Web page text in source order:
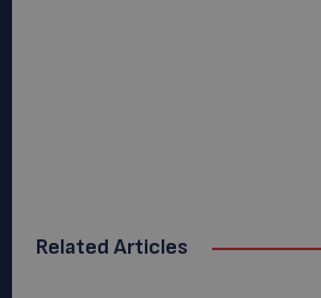
Related Articles